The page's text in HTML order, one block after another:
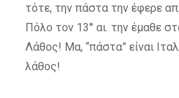
τότε, την πάστα την έφερε
Πόλο τον 13° αι. την έμαθε
Λάθος! Μα, “πάστα” είναι
λάθος!